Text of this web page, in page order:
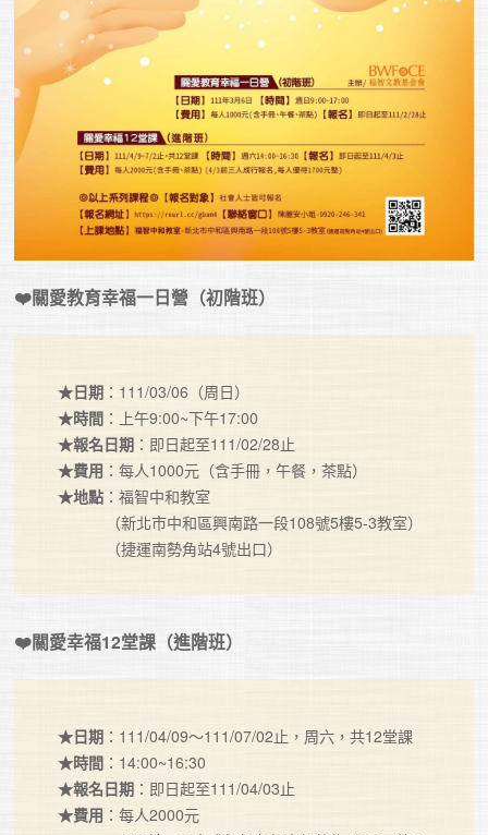
❤️關愛教育幸福一日營（初階班）
★日期
★時間
★報名日期
★費用
★地點 ：福智中和教室
           （捷運南勢角站4號出口）
❤️關愛幸福12堂課（進階班）
★日期
★時間
★報名日期
★費用 ：每人2000元